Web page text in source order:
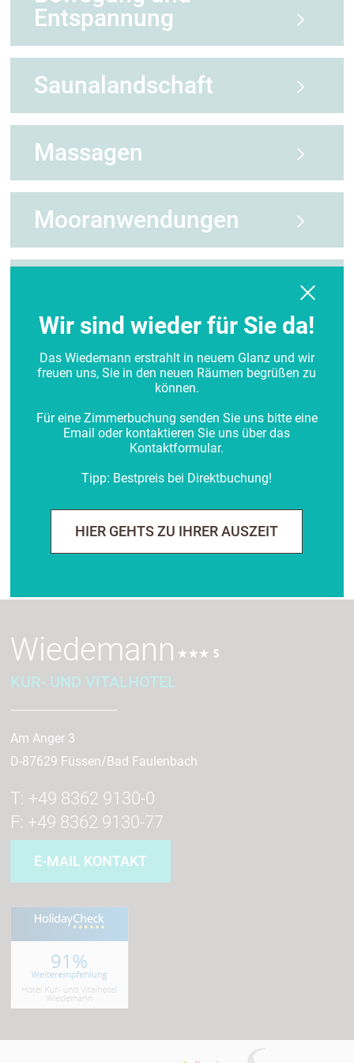
Entspannung
Saunalandschaft
Massagen
Mooranwendungen
Kneipp'sche Anwendungen
Caracalla-Hydromassagen
+ Aroma-Hydromassagen
Packungen / Bäder
Beauty und Kosmetik
Wir sind wieder für Sie da!
Das Wiedemann erstrahlt in neuem Glanz und wir
freuen uns, Sie in den neuen Räumen begrüßen zu
können.
Für eine Zimmerbuchung senden Sie uns bitte eine
Email oder kontaktieren Sie uns über das
Kontaktformular.
Tipp: Bestpreis bei Direktbuchung!
HIER GEHTS ZU IHRER AUSZEIT
Wiedemann
KUR- UND VITALHOTEL
Am Anger 3
D-87629 Füssen/Bad Faulenbach
T: +49 8362 9130-0
F: +49 8362 9130-77
E-MAIL KONTAKT